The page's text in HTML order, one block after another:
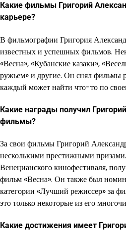
Какие фильмы Григорий
карьере?
В фильмографии Григория
известных и успешных фильмов.
«Весна», «Кубанские казаки»,
ружьем» и другие. Он снял фильмы
каждый может найти что-то по
Какие награды получил
фильмы?
За свои фильмы Григорий
несколькими престижными
Венецианского кинофестиваля,
фильм «Весна». Он также был
категории «Лучший режиссер» за
это только некоторые из его
Какие достижения имеет